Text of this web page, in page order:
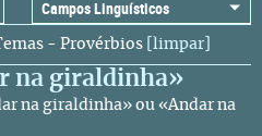
- Provérbios [limpar]
na giraldinha»
na giraldinha» ou «Andar na